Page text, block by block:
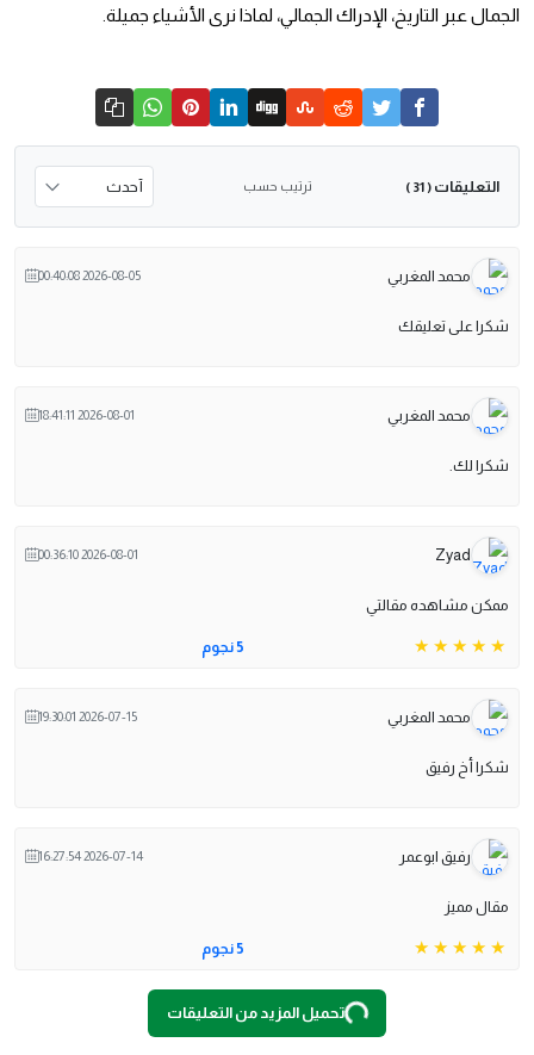
الجمال عبر التاريخ، الإدراك الجمالي، لماذا نرى الأشياء جميلة.
التعليقات ( 31 ) ترتيب حسب
محمد المغربي 2026-08-05 00:40:08
شكرا على تعليقك
محمد المغربي 2026-08-01 18:41:11
شكرا لك.
Zyad
2026-08-01 00:36:10
ممكن مشاهده مقالتي
5 نجوم
محمد المغربي 2026-07-15 19:30:01
شكرا أخ رفيق
رفيق ابوعمر 2026-07-14 16:27:54
مقال مميز
5 نجوم
L
.تحميل المزيد من التعليقات